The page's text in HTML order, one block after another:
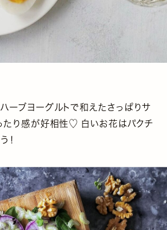
ーブヨーグルトで和えたさっぱりサ
たり感が好相性♡ 白いお花はパクチ
！